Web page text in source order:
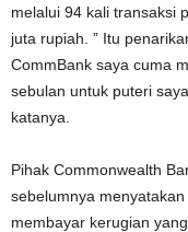
melalui 94 kali transaksi
juta rupiah. ” Itu
CommBank saya cuma
sebulan untuk puteri
katanya.
Pihak Commonwealth
sebelumnya
membayar kerugian